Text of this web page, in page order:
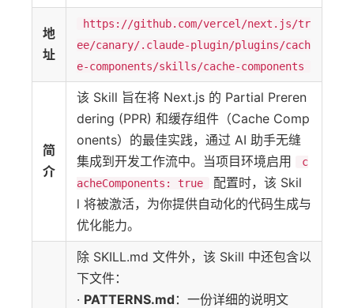
地
址
https://github.com/vercel/next.js/tr
ee/canary/.claude-plugin/plugins/cach
e-components/skills/cache-components
简
介
该 Skill 旨在将 Next.js 的 Partial Preren
dering (PPR) 和缓存组件（Cache Comp
onents）的最佳实践，通过 AI 助手无缝
集成到开发工作流中。当项目环境启用
c
acheComponents: true
配置时，该 Skil
l 将被激活，为你提供自动化的代码生成与
优化能力。
除 SKILL.md 文件外，该 Skill 中还包含以
下文件：
· PATTERNS.md：一份详细的说明文